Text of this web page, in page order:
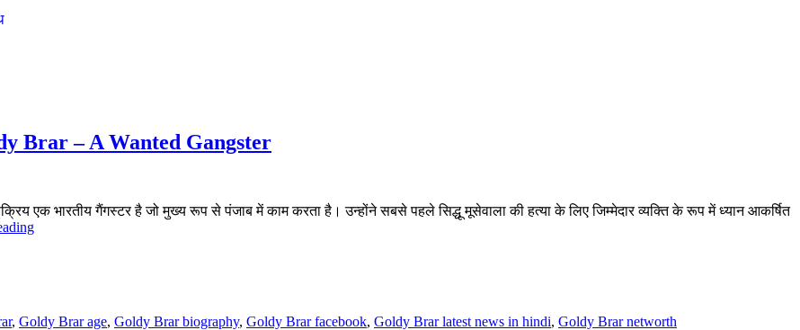
Brar – A Wanted Gangster
एक भारतीय गैंगस्टर है जो मुख्य रूप से पंजाब में काम करता है। उन्होंने सबसे पहले सिद्धू मूसेवाला की हत्या के लिए जिम्मेदार व्यक्ति के रूप में ध्यान आकर्षित
, Goldy Brar age, Goldy Brar biography, Goldy Brar facebook, Goldy Brar latest news in hindi, Goldy Brar networth